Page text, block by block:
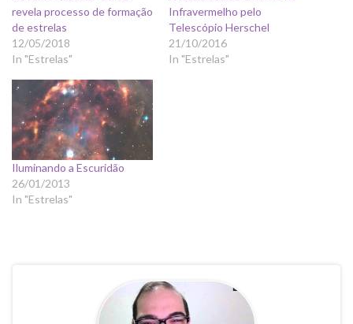
revela processo de formação
de estrelas
12/05/2018
In "Estrelas"
Infravermelho pelo
Telescópio Herschel
21/10/2016
In "Estrelas"
Iluminando a Escuridão
26/01/2013
In "Estrelas"